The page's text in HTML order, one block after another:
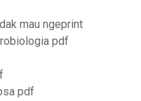
mau ngeprint
pdf
pdf